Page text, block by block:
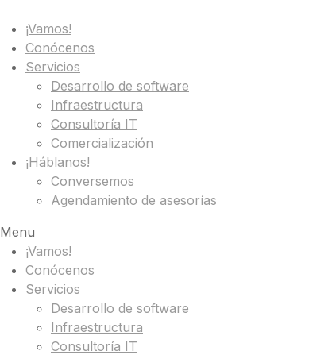
¡Vamos!
Conócenos
Servicios
Desarrollo de software
Infraestructura
Consultoría IT
Comercialización
¡Háblanos!
Conversemos
Agendamiento de asesorías
Menu
¡Vamos!
Conócenos
Servicios
Desarrollo de software
Infraestructura
Consultoría IT